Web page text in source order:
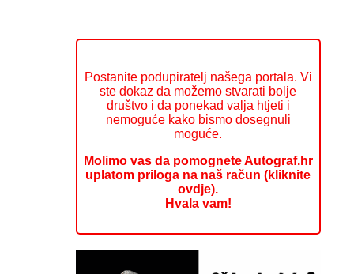
Postanite podupiratelj našega portala. Vi
ste dokaz da možemo stvarati bolje
društvo i da ponekad valja htjeti i
nemoguće kako bismo dosegnuli
moguće.
Molimo vas da pomognete Autograf.hr
uplatom priloga na naš račun (kliknite
ovdje).
Hvala vam!